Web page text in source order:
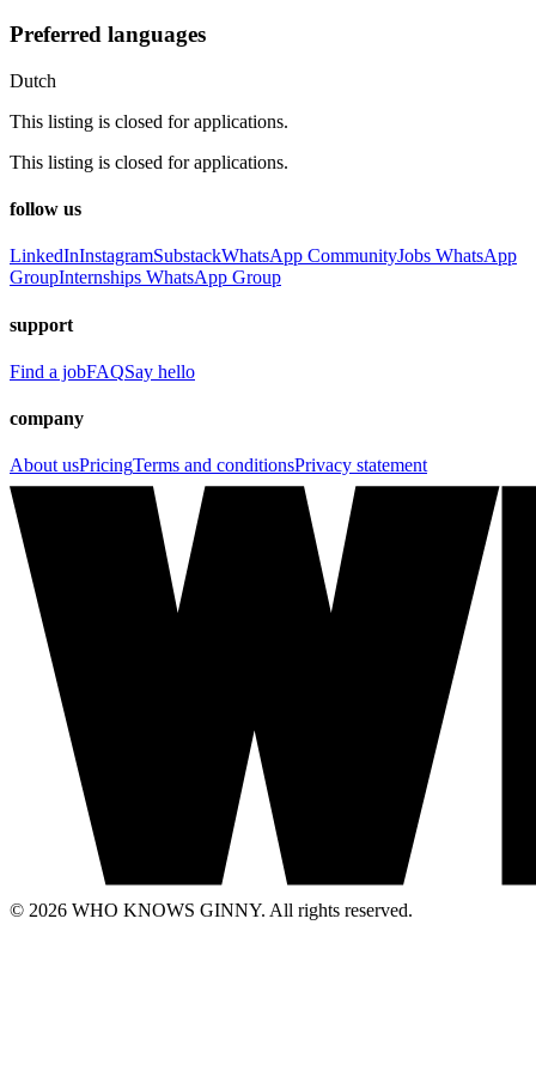
Preferred languages
Dutch
This listing is closed for applications.
This listing is closed for applications.
follow us
LinkedInInstagramSubstackWhatsApp CommunityJobs WhatsApp
GroupInternships WhatsApp Group
support
Find a jobFAQSay hello
company
About usPricingTerms and conditionsPrivacy statement
© 2026 WHO KNOWS GINNY. All rights reserved.